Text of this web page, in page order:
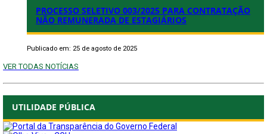
PROCESSO SELETIVO 003/2025 PARA CONTRATAÇÃO
NÃO REMUNERADA DE ESTAGIÁRIOS
Publicado em: 25 de agosto de 2025
VER TODAS NOTÍCIAS
UTILIDADE PÚBLICA